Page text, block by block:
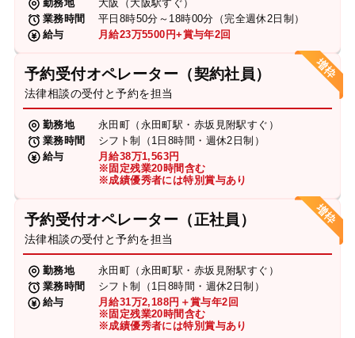
勤務地
大阪（大阪駅すぐ）
業務時間
平日8時50分～18時00分（完全週休2日制）
給与
月給23万5500円+賞与年2回
予約受付オペレーター（契約社員）
法律相談の受付と予約を担当
勤務地
永田町（永田町駅・赤坂見附駅すぐ）
業務時間
シフト制（1日8時間・週休2日制）
給与
月給38万1,563円
※固定残業20時間含む
※成績優秀者には特別賞与あり
予約受付オペレーター（正社員）
法律相談の受付と予約を担当
勤務地
永田町（永田町駅・赤坂見附駅すぐ）
業務時間
シフト制（1日8時間・週休2日制）
給与
月給31万2,188円＋賞与年2回
※固定残業20時間含む
※成績優秀者には特別賞与あり